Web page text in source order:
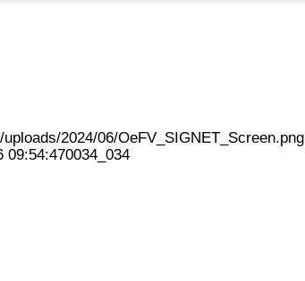
2024/06/OeFV_SIGNET_Screen.png
09:54:470034_034